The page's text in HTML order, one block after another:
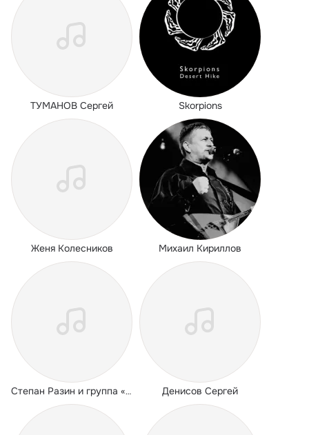
ТУМАНОВ Сергей Skorpions
Женя Колесников Михаил Кириллов
Степан Разин и группа «Атаман» Денисов Сергей